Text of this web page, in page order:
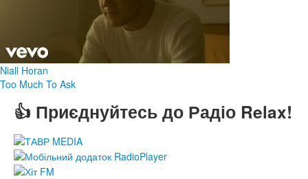
Niall Horan
Too Much To Ask
👍 Приєднуйтесь до Радіо Relax!